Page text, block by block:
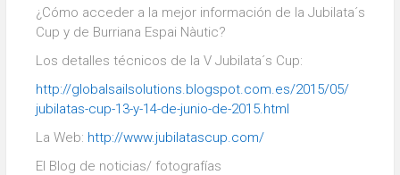
¿Cómo acceder a la mejor información de la Jubilata´s
Cup y de Burriana Espai Nàutic?
Los detalles técnicos de la V Jubilata´s Cup:
http://globalsailsolutions.blogspot.com.es/2015/05/
jubilatas-cup-13-y-14-de-junio-de-2015.html
La Web: http://www.jubilatascup.com/
El Blog de noticias/ fotografías